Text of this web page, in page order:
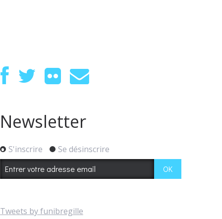
Newsletter
S'inscrire Se désinscrire
Tweets by funibregille